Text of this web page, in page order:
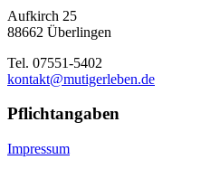
Aufkirch 25
88662 Überlingen
Tel. 07551-5402
kontakt@mutigerleben.de
Pflichtangaben
Impressum